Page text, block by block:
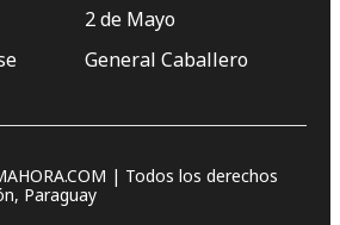
2 de Mayo
General Caballero
| Todos los derechos
Paraguay